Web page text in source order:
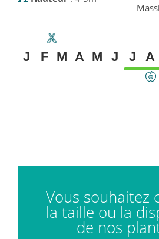
J F M A M J J A
Vous souhaitez
la taille ou la
de nos